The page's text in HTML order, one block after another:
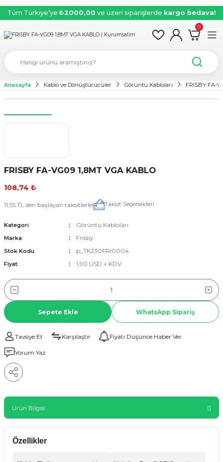
Tüm Türkiye’ye ₺2000,00 ve üzeri siparişlerde kargo bedava!
0
Anasayfa Kablo ve Dönüştürücüler Görüntü Kabloları FRISBY FA-
FRISBY FA-VG09 1,8MT VGA KABLO
108,74 ₺
11,55 TL den başlayan taksitlerle! Taksit Seçenekleri
Kategori Görüntü Kabloları
Marka Frisby
Stok Kodu p_TK230FRI0004
Fiyat 1,90 USD + KDV
Sepete Ekle WhatsApp Sipariş
Tavsiye Et Karşılaştır Fiyatı Düşünce Haber Ver
Yorum Yaz
Ürün Bilgisi
Özellikler